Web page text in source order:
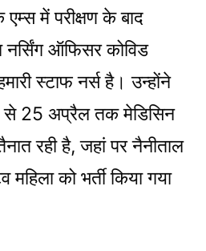
एम्स में परीक्षण के बाद
ऑफिसर कोविड
स्टाफ नर्स है। उन्होंने
से 25 अप्रैल तक मेडिसिन
रही है, जहां पर नैनीताल
महिला को भर्ती किया गया